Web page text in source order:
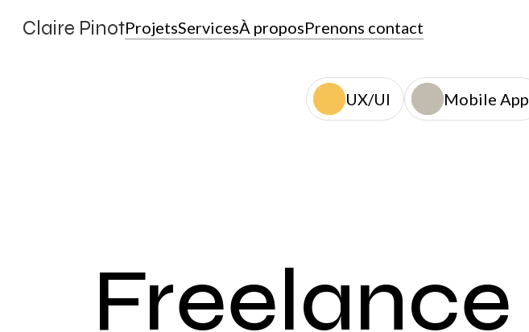
Claire PinotProjetsServices
UX/UI Mobile App
À proposPrenons contact